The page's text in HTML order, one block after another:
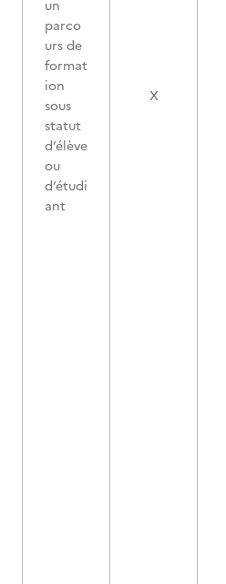
un
parco
urs de
format
ion
sous
statut
d’élève
ou
d’étudi
ant
X